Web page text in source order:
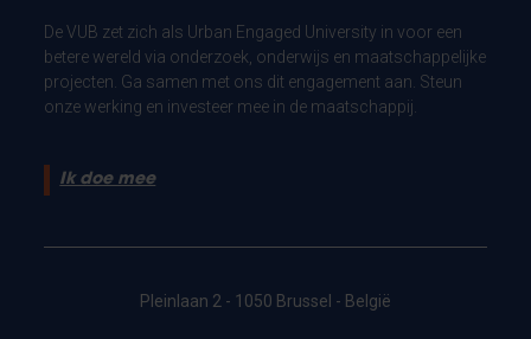
De VUB zet zich als Urban Engaged University in voor een
betere wereld via onderzoek, onderwijs en maatschappelijke
projecten. Ga samen met ons dit engagement aan. Steun
onze werking en investeer mee in de maatschappij.
Ik doe mee
Pleinlaan 2 - 1050 Brussel - België